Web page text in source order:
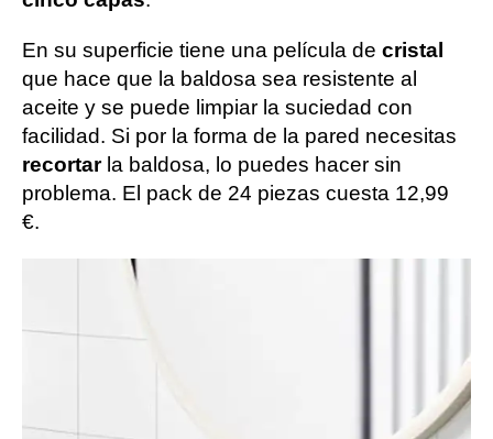
En su superficie tiene una película de cristal
que hace que la baldosa sea resistente al
aceite y se puede limpiar la suciedad con
facilidad. Si por la forma de la pared necesitas
recortar la baldosa, lo puedes hacer sin
problema. El pack de 24 piezas cuesta 12,99
€.